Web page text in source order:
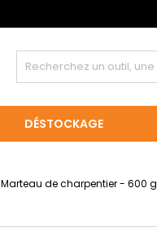
DÉSTOCKAGE
Marteau de charpentier - 600 g